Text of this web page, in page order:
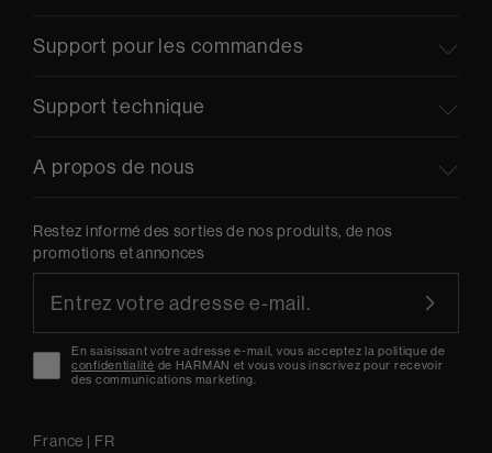
Support pour les commandes
Support technique
A propos de nous
Restez informé des sorties de nos produits, de nos
promotions et annonces
En saisissant votre adresse e-mail, vous acceptez la politique de
confidentialité de HARMAN et vous vous inscrivez pour recevoir
des communications marketing.
France | FR